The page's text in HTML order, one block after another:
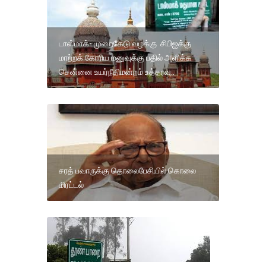
டாஸ்மாக்- முறைகேடு வழக்கு சிபிஐக்கு
மாற்றக் கோரிய மனுவுக்கு பதில் அளிக்க
சென்னை உயர்நீதிமன்றம் உத்தரவு..
சரத் ​​பவாருக்கு தொலைபேசியில் கொலை
மிரட்டல்